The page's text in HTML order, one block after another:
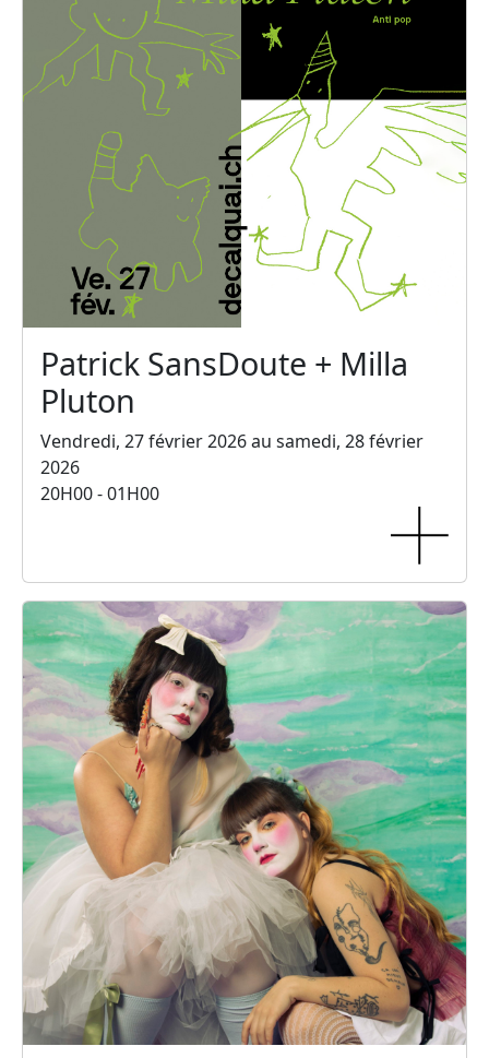
Patrick SansDoute + Milla
Pluton
Vendredi, 27 février 2026 au samedi, 28 février
2026
20H00 - 01H00